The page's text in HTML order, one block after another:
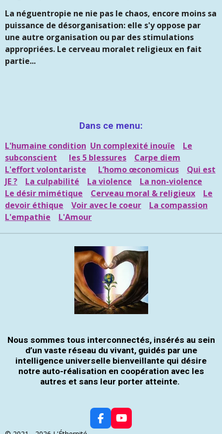
La néguentropie ne nie pas le chaos, encore moins sa
puissance de désorganisation: elle s'y oppose par
une autre organisation ou par des stimulations
appropriées. Le cerveau moralet religieux en fait
partie...
Dans ce menu:
L'humaine condition Un complexité inouïe
Le
subconscient
les 5 blessures
Carpe diem
L'effort volontariste
L’homo œconomicus
Qui est
JE ?
La culpabilité La violence
La non-violence
Le désir mimétique
Cerveau moral & religieux
Le
devoir éthique
Voir avec le coeur
La compassion
L'empathie
L'Amour
Nous sommes tous interconnectés, insérés au sein
d’un vaste réseau du vivant, guidés par une
intelligence universelle bienveillante qui désire
notre auto-réalisation en coopération avec les
autres et sans leur porter atteinte.
F
A
Y
O